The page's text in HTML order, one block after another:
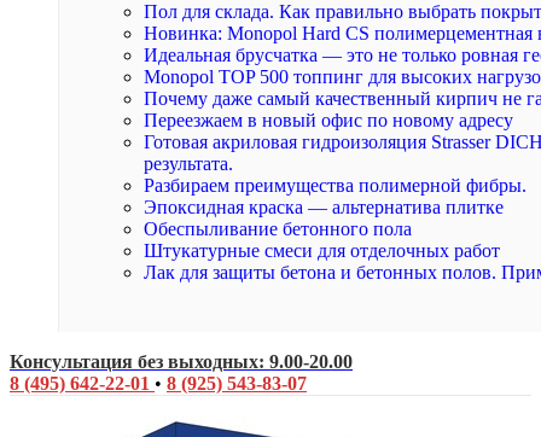
Пол для склада. Как правильно выбрать
Новинка: Monopol Hard CS полимерцементная
Идеальная брусчатка — это не только ровная
Monopol TOP 500 топпинг для высоких
Почему даже самый качественный кирпич не
Переезжаем в новый офис по новому адресу
Готовая акриловая гидроизоляция Strasser
результата.
Разбираем преимущества полимерной фибры.
Эпоксидная краска — альтернатива плитке
Обеспыливание бетонного пола
Штукатурные смеси для отделочных работ
Лак для защиты бетона и бетонных полов.
Консультация без выходных: 9.00-20.00
8 (495) 642-22-01 • 8 (925) 543-83-07